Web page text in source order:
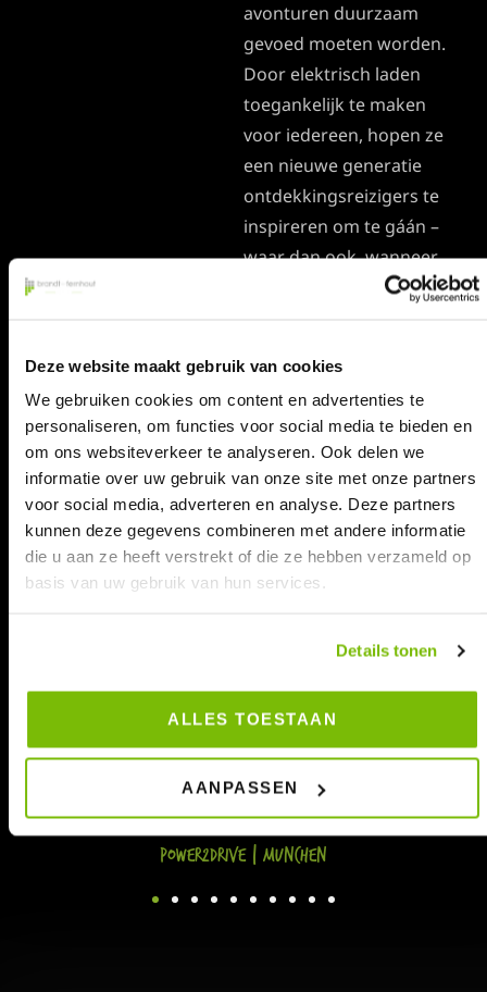
Deze website maakt gebruik van cookies
We gebruiken cookies om content en advertenties te
personaliseren, om functies voor social media te bieden en
om ons websiteverkeer te analyseren. Ook delen we
informatie over uw gebruik van onze site met onze partners
voor social media, adverteren en analyse. Deze partners
kunnen deze gegevens combineren met andere informatie
die u aan ze heeft verstrekt of die ze hebben verzameld op
basis van uw gebruik van hun services.
Details tonen
ALLES TOESTAAN
AANPASSEN
avonturen duurzaam
gevoed moeten worden.
Door elektrisch laden
toegankelijk te maken
voor iedereen, hopen ze
een nieuwe generatie
ontdekkingsreizigers te
inspireren om te gáán –
waar dan ook, wanneer
standbouwer voor te
mogen gaan!
Power2Drive | Munchen